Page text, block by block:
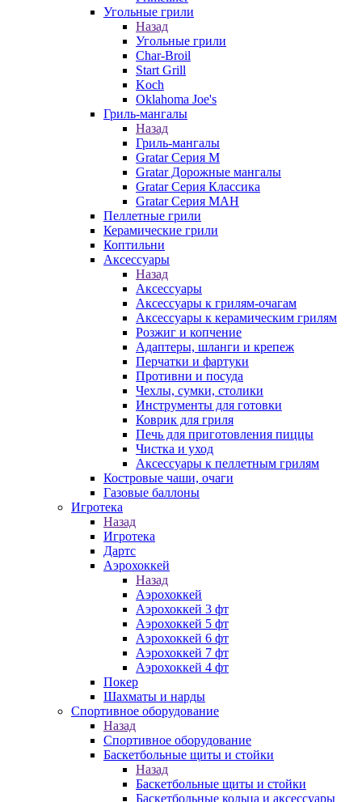
Угольные грили
Назад
Угольные грили
Char-Broil
Start Grill
Koch
Oklahoma Joe's
Гриль-мангалы
Назад
Гриль-мангалы
Gratar Серия M
Gratar Дорожные мангалы
Gratar Серия Классика
Gratar Серия МАН
Пеллетные грили
Керамические грили
Коптильни
Аксессуары
Назад
Аксессуары
Аксессуары к грилям-очагам
Аксессуары к керамическим грилям
Розжиг и копчение
Адаптеры, шланги и крепеж
Перчатки и фартуки
Противни и посуда
Чехлы, сумки, столики
Инструменты для готовки
Коврик для гриля
Печь для приготовления пиццы
Чистка и уход
Аксессуары к пеллетным грилям
Костровые чаши, очаги
Газовые баллоны
Игротека
Назад
Игротека
Дартс
Аэрохоккей
Назад
Аэрохоккей
Аэрохоккей 3 фт
Аэрохоккей 5 фт
Аэрохоккей 6 фт
Аэрохоккей 7 фт
Аэрохоккей 4 фт
Покер
Шахматы и нарды
Спортивное оборудование
Назад
Спортивное оборудование
Баскетбольные щиты и стойки
Назад
Баскетбольные щиты и стойки
Баскетбольные кольца и аксессуары